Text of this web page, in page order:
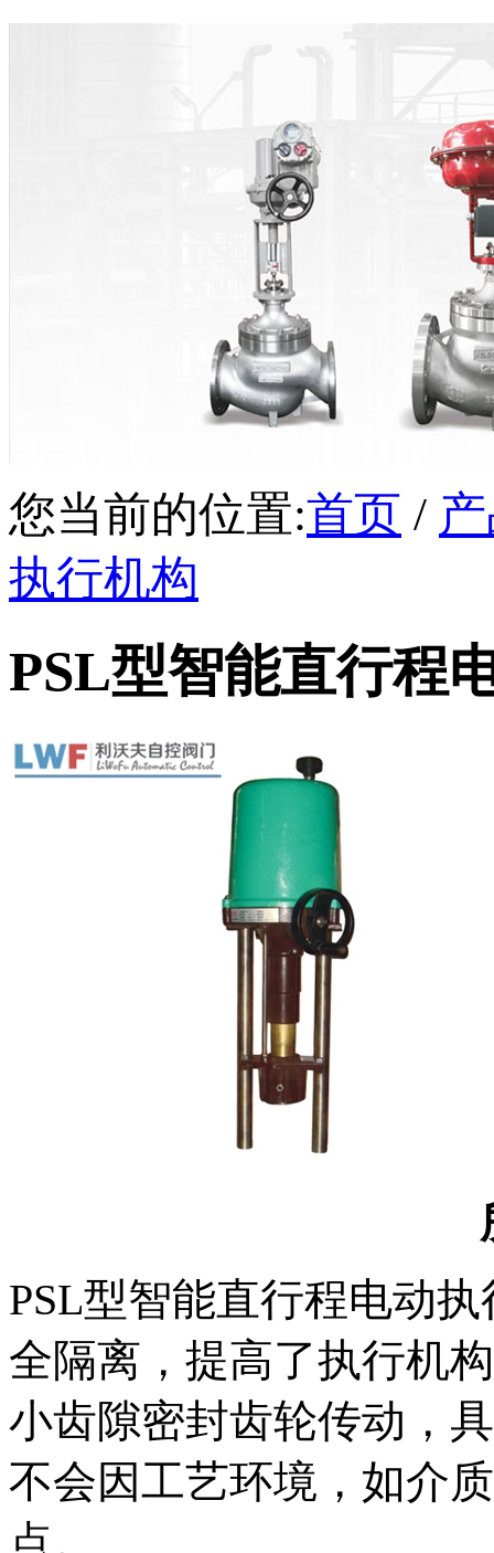
您当前的位置:首页 /
执行机构
PSL型智能直行程
PSL型智能直行程电动
全隔离，提高了执行机
小齿隙密封齿轮传动，
不会因工艺环境，如介
点。